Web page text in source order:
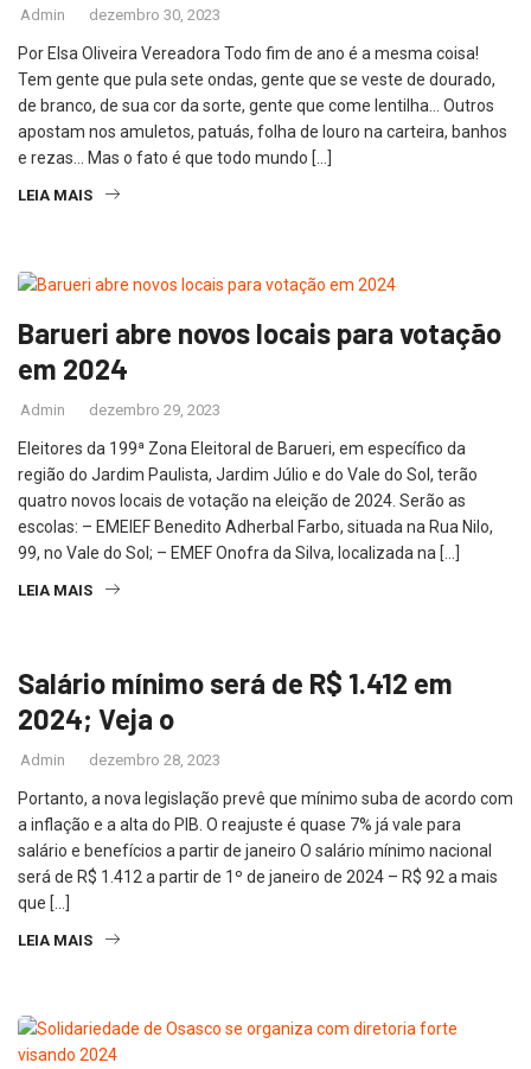
Admin dezembro 30, 2023
Por Elsa Oliveira Vereadora Todo fim de ano é a mesma coisa!
Tem gente que pula sete ondas, gente que se veste de dourado,
de branco, de sua cor da sorte, gente que come lentilha… Outros
apostam nos amuletos, patuás, folha de louro na carteira, banhos
e rezas… Mas o fato é que todo mundo […]
LEIA MAIS
Barueri abre novos locais para votação
em 2024
Admin dezembro 29, 2023
Eleitores da 199ª Zona Eleitoral de Barueri, em específico da
região do Jardim Paulista, Jardim Júlio e do Vale do Sol, terão
quatro novos locais de votação na eleição de 2024. Serão as
escolas: – EMEIEF Benedito Adherbal Farbo, situada na Rua Nilo,
99, no Vale do Sol; – EMEF Onofra da Silva, localizada na […]
LEIA MAIS
Salário mínimo será de R$ 1.412 em
2024; Veja o
Admin dezembro 28, 2023
Portanto, a nova legislação prevê que mínimo suba de acordo com
a inflação e a alta do PIB. O reajuste é quase 7% já vale para
salário e benefícios a partir de janeiro O salário mínimo nacional
será de R$ 1.412 a partir de 1º de janeiro de 2024 – R$ 92 a mais
que […]
LEIA MAIS